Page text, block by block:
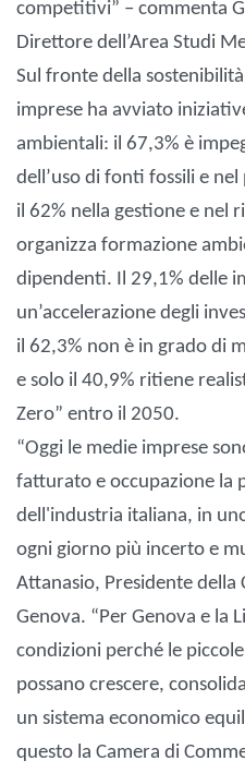
competitivi” – commenta
Direttore dell’Area Studi
Sul fronte della
imprese ha avviato
ambientali: il 67,3% è
dell’uso di fonti fossili e
il 62% nella gestione e nel
organizza formazione
dipendenti. Il 29,1% delle
un’accelerazione degli
il 62,3% non è in grado di
e solo il 40,9% ritiene
Zero” entro il 2050.
“Oggi le medie imprese
fatturato e occupazione la
dell'industria italiana, in
ogni giorno più incerto e
Attanasio, Presidente della
Genova. “Per Genova e la
condizioni perché le
possano crescere,
un sistema economico
questo la Camera di